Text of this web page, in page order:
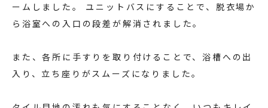
ームしました。 ユニットバスにすることで、脱衣場か
ら浴室への入口の段差が解消されました。
また、各所に手すりを取り付けることで、浴槽への出
入り、立ち座りがスムーズになりました。